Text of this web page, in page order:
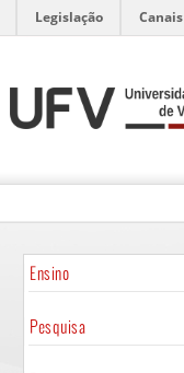
Legislação Canais
Ensino
Pesquisa